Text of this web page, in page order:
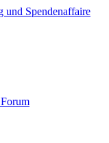
Spendenaffaire